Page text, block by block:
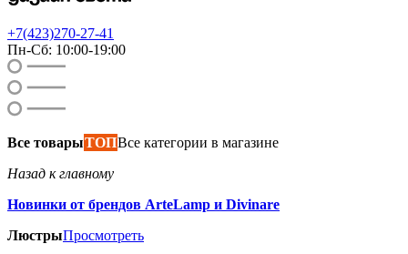
+7(423)270-27-41
Пн-Сб: 10:00-19:00
Все товарыТОПВсе категории в магазине
Назад к главному
Новинки от брендов ArteLamp и Divinare
ЛюстрыПросмотреть